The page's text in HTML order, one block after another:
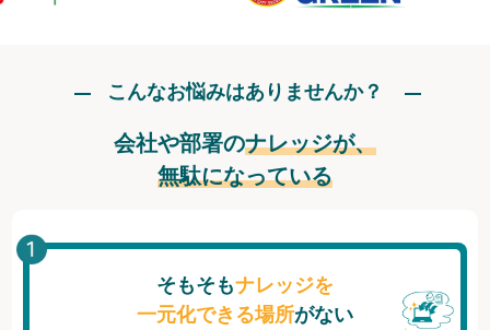
こんなお悩みはありませんか？
会社や部署のナレッジが、
無駄になっている
そもそもナレッジを
一元化できる場所がない